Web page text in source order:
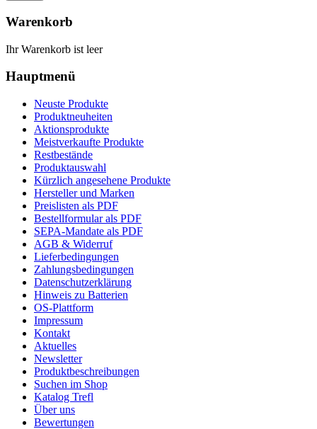
Warenkorb
Ihr Warenkorb ist leer
Hauptmenü
Neuste Produkte
Produktneuheiten
Aktionsprodukte
Meistverkaufte Produkte
Restbestände
Produktauswahl
Kürzlich angesehene Produkte
Hersteller und Marken
Preislisten als PDF
Bestellformular als PDF
SEPA-Mandate als PDF
AGB & Widerruf
Lieferbedingungen
Zahlungsbedingungen
Datenschutzerklärung
Hinweis zu Batterien
OS-Plattform
Impressum
Kontakt
Aktuelles
Newsletter
Produktbeschreibungen
Suchen im Shop
Katalog Trefl
Über uns
Bewertungen